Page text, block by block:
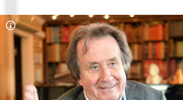
Copyright-Hinweis öffnen/schließen